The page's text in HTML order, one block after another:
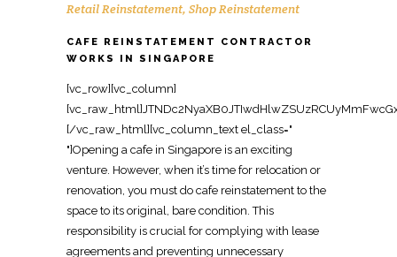
Retail Reinstatement, Shop Reinstatement
CAFE REINSTATEMENT CONTRACTOR
WORKS IN SINGAPORE
[vc_row][vc_column][vc_raw_html]JTNDc2NyaXB0JTIwdHlwZSUzRCUyMmFwcGxpY2F0aW9uJTJGbGQlMkJqc29uJTIyJTNFJTBBJTdCJTBBJTIwJTIwJTIyJTQwY29udGV4dCUyMiUzQSUyMCUyMmh0dHBzJTNBJTJGJTJGc2NoZW1hLm9yZyUyMiUyQyUwQSUyMCUyMCUyMiU0MGdyYXBoJTIyJTNBJTIwJTVCJTBBJTIwJTIwJTIwJTIwJTdCJTBBJTIwJTIwJTIwJTIwJTIwJTIwJTIyJTQwdHlwZSUyMiUzQSUyMCUyMk9yZ2FuaXphdGlvbiUyMiUyQyUwQSUyMCUyMCUyMCUyMCUyMCUyMCUyMm5hbWUlMjIlM0ElMjAlMjJPZmZpY2UlMjBSZWluc3RhdGVtZW50JTIwU2luZ2Fwb3JlJTIyJTJDJTBBJTIwJTIwJTIwJTIwJTIwJTIwJTIydXJsJTIyJTNBJTIwJTIyaHR0cHMlM0ElMkYlMkZ3d3cub2ZmaWNlcmVpbnN0YXRlbWVudHNpbmdhcG9yZS5jb20lMkYlMjIlMkMlMEElMjAlMjAlMjAlMjAlMjAlMjAlMjJsb2dvJTIyJTNBJTIwJTIyaHR0cHMlM0ElMkYlMkZ3d3cub2ZmaWNlcmVpbnN0YXRlbWVudHNpbmdhcG9yZS5jb20lMkZsb2dvLnBuZyUyMiUyQyUwQSUyMCUyMCUyMCUyMCUyMCUyMCUyMnNhbWVBcyUyMiUzQSUyMCU1QiUwQSUyMCUyMCUyMCUyMCUyMCUyMCUyMCUyMCUyMmh0dHBzJTNBJTJGJTJGd3d3LmZhY2Vib29rLmNvbSUyRk9mZmljZVJlaW5zdGF0ZW1lbnRTaW5nYXBvcmUlMjIlMkMlMEElMjAlMjAlMjAlMjAlMjAlMjAlMjAlMjAlMjJodHRwcyUzQSUyRiUyRnd3dy5saW5rZWRpbi5jb20lMkZjb21wYW55JTJGb2ZmaWNlLXJlaW5zdGF0ZW1lbnQtc2luZ2Fwb3JlJTIyJTBBJTIwJTIwJTIwJTIwJTIwJTIwJTVEJTJDJTBBJTIwJTIwJTIwJTIwJTIwJTIwJTIyY29udGFjdFBvaW50JTIyJTNBJTIwJTVCJTBBJTIwJTIwJTIwJTIwJTIwJTIwJTIwJTIwJTdCJTBBJTIwJTIwJTIwJTIwJTIwJTIwJTIwJTIwJTIwJTIwJTIyJTQwdHlwZSUyMiUzQSUyMCUyMkNvbnRhY3RQb2ludCUyMiUyQyUwQSUyMCUyMCUyMCUyMCUyMCUyMCUyMCUyMCUyMCUyMCUyMnRlbGVwaG9uZSUyMiUzQSUyMCUyMiUyQjY1JTIwNjM2OSUyMDgxMjMlMjIlMkMlMEElMjAlMjAlMjAlMjAlMjAlMjAlMjAlMjAlMjAlMjAlMjJjb250YWN0VHlwZSUyMiUzQSUyMCUyMmN1c3RvbWVyJTIwc2VydmljZSUyMiUyQyUwQSUyMCUyMCUyMCUyMCUyMCUyMCUyMCUyMCUyMCUyMCUyMmFyZWFTZXJ2ZWQlMjIlM0ElMjAlMjJTRyUyMiUyQyUwQSUyMCUyMCUyMCUyMCUyMCUyMCUyMCUyMCUyMCUyMCUyMmF2YWlsYWJsZUxhbmd1YWdlJTIyJTNBJTIwJTIyZW4lMjIlMEElMjAlMjAlMjAlMjAlMjAlMjAlMjAlMjAlN0QlMEElMjAlMjAlMjAlMjAlMjAlMjAlNUQlMEElMjAlMjAlMjAlMjAlN0QlMkMlMEElMjAlMjAlMjAlMjAlN0IlMEElMjAlMjAlMjAlMjAlMjAlMjAlMjIlNDB0eXBlJTIyJTNBJTIwJTIyV2ViU2l0ZSUyMiUyQyUwQSUyMCUyMCUyMCUyMCUyMCUyMCUyMnVybCUyMiUzQSUyMCUyMmh0dHBzJTNBJTJGJTJGd3d3Lm9mZmljZXJlaW5zdGF0ZW1lbnRzaW5nYXBvcmUuY29tJTJGJTIyJTJDJTBBJTIwJTIwJTIwJTIwJTIwJTIwJTIycG90ZW50aWFsQWN0aW9uJTIyJTNBJTIwJTdCJTBBJTIwJTIwJTIwJTIwJTIwJTIwJTIwJTIwJTIyJTQwdHlwZSUyMiUzQSUyMCUyMlNlYXJjaEFjdGlvbiUyMiUyQyUwQSUyMCUyMCUyMCUyMCUyMCUyMCUyMCUyMCUyMnRhcmdldCUyMiUzQSUyMCUyMmh0dHBzJTNBJTJGJTJGd3d3Lm9mZmljZXJlaW5zdGF0ZW1lbnRzaW5nYXBvcmUuY29tJTJGJTNGcyUzRCU3QnNlYXJjaF90ZXJtX3N0cmluZyU3RCUyMiUyQyUwQSUyMCUyMCUyMCUyMCUyMCUyMCUyMCUyMCUyMnF1ZXJ5LWlucHV0JTIyJTNBJTIwJTIycmVxdWlyZWQlMjBuYW1lJTNEc2VhcmNoX3Rlcm1fc3RyaW5nJTIyJTBBJTIwJTIwJTIwJTIwJTIwJTIwJTdEJTBBJTIwJTIwJTIwJTIwJTdEJTJDJTBBJTIwJTIwJTIwJTIwJTdCJTBBJTIwJTIwJTIwJTIwJTIwJTIwJTIyJTQwdHlwZSUyMiUzQSUyMCUyMkxvY2FsQnVzaW5lc3MlMjIlMkMlMEElMjAlMjAlMjAlMjAlMjAlMjAlMjJuYW1lJTIyJTNBJTIwJTIyT2ZmaWNlJTIwUmVpbnN0YXRlbWVudCUyMFNpbmdhcG9yZSUyMENvbnRyYWN0b3IlMjIlMkMlMEElMjAlMjAlMjAlMjAlMjAlMjAlMjJhZGRyZXNzJTIyJTNBJTIwJTdCJTBBJTIwJTIwJTIwJTIwJTIwJTIwJTIwJTIwJTIyJTQwdHlwZSUyMiUzQSUyMCUyMlBvc3RhbEFkZHJlc3MlMjIlMkMlMEElMjAlMjAlMjAlMjAlMjAlMjAlMjAlMjAlMjJzdHJlZXRBZGRyZXNzJTIyJTNBJTIwJTIyOCUyMEFkbWlyYWx0eSUyMFN0cmVldCUyMCUyMzA3JUUyJTgwJTkxMDElMjBBZG1pcmF4JTIyJTJDJTBBJTIwJTIwJTIwJTIwJTIwJTIwJTIwJTIwJTIyYWRkcmVzc0xvY2FsaXR5JTIyJTNBJTIwJTIyU2luZ2Fwb3JlJTIyJTJDJTBBJTIwJTIwJTIwJTIwJTIwJTIwJTIwJTIwJTIycG9zdGFsQ29kZSUyMiUzQSUyMCUyMjc1NzQzOCUyMiUyQyUwQSUyMCUyMCUyMCUyMCUyMCUyMCUyMCUyMCUyMmFkZHJlc3NDb3VudHJ5JTIyJTNBJTIwJTIyU0clMjIlMEElMjAlMjAlMjAlMjAlMjAlMjAlN0QlMkMlMEElMjAlMjAlMjAlMjAlMjAlMjAlMjJ0ZWxlcGhvbmUlMjIlM0ElMjAlMjIlMkI2NSUyMDYzNjklMjA4MTIzJTIyJTJDJTBBJTIwJTIwJTIwJTIwJTIwJTIwJTIydXJsJTIyJTNBJTIwJTIyaHR0cHMlM0ElMkYlMkZ3d3cub2ZmaWNlcmVpbnN0YXRlbWVudHNpbmdhcG9yZS5jb20lMkZjYWZlLXJlaW5zdGF0ZW1lbnQtc2luZ2Fwb3JlLWNvbnRyYWN0b3IlMkYlMjIlMkMlMEElMjAlMjAlMjAlMjAlMjAlMjAlMjJkZXNjcmlwdGlvbiUyMiUzQSUyMCUyMlByb2Zlc3Npb25hbCUyMHJlaW5zdGF0ZW1lbnQlMjBjb250cmFjdG9yJTIwaW4lMjBTaW5nYXBvcmUlMjBzcGVjaWFsaXNpbmclMjBpbiUyMGNhZmUlMjByZWluc3RhdGVtZW50JTIwYW5kJTIwRiUyNkIlMjBzcGFjZSUyMHJlc3RvcmF0aW9uJTIwZm9yJTIwc21vb3RoJTIwaGFuZG92ZXIlMjB0byUyMGxhbmRsb3Jkcy4lMjIlMkMlMEElMjAlMjAlMjAlMjAlMjAlMjAlMjJvcGVuaW5nSG91cnNTcGVjaWZpY2F0aW9uJTIyJTNBJTIwJTVCJTBBJTIwJTIwJTIwJTIwJTIwJTIwJTIwJTIwJTdCJTBBJTIwJTIwJTIwJTIwJTIwJTIwJTIwJTIwJTIwJTIwJTIyJTQwdHlwZSUyMiUzQSUyMCUyMk9wZW5pbmdIb3Vyc1NwZWNpZmljYXRpb24lMjIlMkMlMEElMjAlMjAlMjAlMjAlMjAlMjAlMjAlMjAlMjAlMjAlMjJkYXlPZldlZWslMjIlM0ElMjAlNUIlMEElMjAlMjAlMjAlMjAlMjAlMjAlMjAlMjAlMjAlMjAlMjAlMjAlMjJNb25kYXklMjIlMkMlMjJUdWVzZGF5JTIyJTJDJTIyV2VkbmVzZGF5JTIyJTJDJTIyVGh1cnNkYXklMjIlMkMlMjJGcmlkYXklMjIlMEElMjAlMjAlMjAlMjAlMjAlMjAlMjAlMjAlMjAlMjAlNUQlMkMlMEElMjAlMjAlMjAlMjAlMjAlMjAlMjAlMjAlMjAlMjAlMjJvcGVucyUyMiUzQSUyMCUyMjA5JTNBMDAlMjIlMkMlMEElMjAlMjAlMjAlMjAlMjAlMjAlMjAlMjAlMjAlMjAlMjJjbG9zZXMlMjIlM0ElMjAlMjIxOCUzQTAwJTIyJTBBJTIwJTIwJTIwJTIwJTIwJTIwJTIwJTIwJTdEJTJDJTBBJTIwJTIwJTIwJTIwJTIwJTIwJTIwJTIwJTdCJTBBJTIwJTIwJTIwJTIwJTIwJTIwJTIwJTIwJTIwJTIwJTIyJTQwdHlwZSUyMiUzQSUyMCUyMk9wZW5pbmdIb3Vyc1NwZWNpZmljYXRpb24lMjIlMkMlMEElMjAlMjAlMjAlMjAlMjAlMjAlMjAlMjAlMjAlMjAlMjJkYXlPZldlZWslMjIlM0ElMjAlMjJTYXR1cmRheSUyMiUyQyUwQSUyMCUyMCUyMCUyMCUyMCUyMCUyMCUyMCUyMCUyMCUyMm9wZW5zJTIyJTNBJTIwJTIyMDklM0EwMCUyMiUyQyUwQSUyMCUyMCUyMCUyMCUyMCUyMCUyMCUyMCUyMCUyMCUyMmNsb3NlcyUyMiUzQSUyMCUyMjEyJTNBMDAlMjIlMEElMjAlMjAlMjAlMjAlMjAlMjAlMjAlMjAlN0QlMEElMjAlMjAlMjAlMjAlMjAlMjAlNUQlMkMlMEElMjAlMjAlMjAlMjAlMjAlMjAlMjJpbWFnZSUyMiUzQSUyMCU1QiUwQSUyMCUyMCUyMCUyMCUyMCUyMCUyMCUyMCUyMmh0dHBzJTNBJTJGJTJGd3d3Lm9mZmljZXJlaW5zdGF0ZW1lbnRzaW5nYXBvcmUuY29tJTJGaW1hZ2VzJTJGY2FmZS1yZWluc3RhdGVtZW50LTEuanBnJTIyJTJDJTBBJTIwJTIwJTIwJTIwJTIwJTIwJTIwJTIwJTIyaHR0cHMlM0ElMkYlMkZ3d3cub2ZmaWNlcmVpbnN0YXRlbWVudHNpbmdhcG9yZS5jb20lMkZpbWFnZXMlMkZjYWZlLXJlaW5zdGF0ZW1lbnQtMi5qcGclMjIlMEElMjAlMjAlMjAlMjAlMjAlMjAlNUQlMkMlMEElMjAlMjAlMjAlMjAlMjAlMjAlMjJhZ2dyZWdhdGVSYXRpbmclMjIlM0ElMjAlN0IlMEElMjAlMjAlMjAlMjAlMjAlMjAlMjAlMjAlMjIlNDB0eXBlJTIyJTNBJTIwJTIyQWdncmVnYXRlUmF0aW5nJTIyJTJDJTBBJTIwJTIwJTIwJTIwJTIwJTIwJTIwJTIwJTIycmF0aW5nVmFsdWUlMjIlM0ElMjAlMjI0LjklMjIlMkMlMEElMjAlMjAlMjAlMjAlMjAlMjAlMjAlMjAlMjJyZXZpZXdDb3VudCUyMiUzQSUyMCUyMjQ1JTIyJTBBJTIwJTIwJTIwJTIwJTIwJTIwJTdEJTJDJTBBJTIwJTIwJTIwJTIwJTIwJTIwJTIycHJpY2VSYW5nZSUyMiUzQSUyMCUyMkNvbnRhY3QlMjBmb3IlMjBxdW90ZSUyMiUwQSUyMCUyMCUyMCUyMCU3RCUyQyUwQSUyMCUyMCUyMCUyMCU3QiUwQSUyMCUyMCUyMCUyMCUyMCUyMCUyMiU0MHR5cGUlMjIlM0ElMjAlMjJTZXJ2aWNlJTIyJTJDJTBBJTIwJTIwJTIwJTIwJTIwJTIwJTIyc2VydmljZVR5cGUlMjIlM0ElMjAlMjJDYWZlJTIwUmVpbnN0YXRlbWVudCUyMiUyQyUwQSUyMCUyMCUyMCUyMCUyMCUyMCUyMnByb3ZpZGVyJTIyJTNBJTIwJTdCJTBBJTIwJTIwJTIwJTIwJTIwJTIwJTIwJTIwJTIyJTQwdHlwZSUyMiUzQSUyMCUyMkxvY2FsQnVzaW5lc3MlMjIlMkMlMEElMjAlMjAlMjAlMjAlMjAlMjAlMjAlMjAlMjJuYW1lJTIyJTNBJTIwJTIyT2ZmaWNlJTIwUmVpbnN0YXRlbWVudCUyMFNpbmdhcG9yZSUyMENvbnRyYWN0b3IlMjIlMkMlMEElMjAlMjAlMjAlMjAlMjAlMjAlMjAlMjAlMjJ1cmwlMjIlM0ElMjAlMjJodHRwcyUzQSUyRiUyRnd3dy5vZmZpY2VyZWluc3RhdGVtZW50c2luZ2Fwb3JlLmNvbSUyRmNhZmUtcmVpbnN0YXRlbWVudC1zaW5nYXBvcmUtY29udHJhY3RvciUyRiUyMiUwQSUyMCUyMCUyMCUyMCUyMCUyMCU3RCUyQyUwQSUyMCUyMCUyMCUyMCUyMCUyMCUyMmFyZWFTZXJ2ZWQlMjIlM0ElMjAlN0IlMEElMjAlMjAlMjAlMjAlMjAlMjAlMjAlMjAlMjIlNDB0eXBlJTIyJTNBJTIwJTIyQ291bnRyeSUyMiUyQyUwQSUyMCUyMCUyMCUyMCUyMCUyMCUyMCUyMCUyMm5hbWUlMjIlM0ElMjAlMjJTaW5nYXBvcmUlMjIlMEElMjAlMjAlMjAlMjAlMjAlMjAlN0QlMkMlMEElMjAlMjAlMjAlMjAlMjAlMjAlMjJrZXl3b3JkcyUyMiUzQSUyMCU1QiUwQSUyMCUyMCUyMCUyMCUyMCUyMCUyMCUyMCUyMmNhZmUlMjByZWluc3RhdGVtZW50JTIyJTJDJTBBJTIwJTIwJTIwJTIwJTIwJTIwJTIwJTIwJTIyY2FmJUMzJUE5JTIwcmVpbnN0YXRlbWVudCUyMFNpbmdhcG9yZSUyMiUyQyUwQSUyMCUyMCUyMCUyMCUyMCUyMCUyMCUyMCUyMkYlMjZCJTIwcmVpbnN0YXRlbWVudCUyMFNpbmdhcG9yZSUyMiUyQyUwQSUyMCUyMCUyMCUyMCUyMCUyMCUyMCUyMCUyMnNob3AlRTIlODAlOTFsb3QlMjByZWluc3RhdGVtZW50JTIwY2FmJUMzJUE5JTIwU2luZ2Fwb3JlJTIyJTJDJTBBJTIwJTIwJTIwJTIwJTIwJTIwJTIwJTIwJTIyZm9vZCUyMGFuZCUyMGJldmVyYWdlJTIwc3BhY2UlMjByZWluc3RhdGVtZW50JTIyJTBBJTIwJTIwJTIwJTIwJTIwJTIwJTVEJTJDJTBBJTIwJTIwJTIwJTIwJTIwJTIwJTIyZGVzY3JpcHRpb24lMjIlM0ElMjAlMjJDb21wcmVoZW5zaXZlJTIwY2FmZSUyMHJlaW5zdGF0ZW1lbnQlMjBzZXJ2aWNlcyUyMGluJTIwU2luZ2Fwb3JlJTJDJTIwaW5jbHVkaW5nJTIwZGlzbWFudGxpbmclMjBvZiUyMGNhZiVDMyVBOSUyMGNvdW50ZXJzJTJDJTIwcmVtb3ZhbCUyMG9mJTIwa2l0Y2hlbiUyMGZpeHR1cmVzJTJDJTIwcmV3aXJpbmclMkMlMjByZXN0b3JpbmclMjBmbG9vcnMlMjBhbmQlMjBjZWlsaW5ncyUyQyUyMGFuZCUyMHByZXBhcmluZyUyMHRoZSUyMHNwYWNlJTIwZm9yJTIwaGFuZG92ZXIuJTIyJTBBJTIwJTIwJTIwJTIwJTdEJTJDJTBBJTIwJTIwJTIwJTIwJTdCJTBBJTIwJTIwJTIwJTIwJTIwJTIwJTIyJTQwdHlwZSUyMiUzQSUyMCUyMlByb2R1Y3QlMjIlMkMlMEElMjAlMjAlMjAlMjAlMjAlMjAlMjJuYW1lJTIyJTNBJTIwJTIyQ2FmZSUyMFJlaW5zdGF0ZW1lbnQlMjBTZXJ2aWNlJTIwUGFja2FnZSUyMiUyQyUwQSUyMCUyMCUyMCUyMCUyMCUyMCUyMmRlc2NyaXB0aW9uJTIyJTNBJTIwJTIyVHVybmtleSUyMHJlaW5zdGF0ZW1lbnQlMjBzb2x1dGlvbiUyMGZvciUyMGNhZiVDMyVBOSUyMHVuaXRzJTIwaW4lMjBTaW5nYXBvcmUlMkMlMjByZXN0b3JpbmclMjBGJTI2QiUyMHNwYWNlcyUyMHRvJTIwdGhlaXIlMjBvcmlnaW5hbCUyMGNvbmRpdGlvbiUyMGZvciUyMGxlYXNlJTIwaGFuZG92ZXIuJTIyJTJDJTBBJTIwJTIwJTIwJTIwJTIwJTIwJTIyYnJhbmQlMjIlM0ElMjAlN0IlMEElMjAlMjAlMjAlMjAlMjAlMjAlMjAlMjAlMjIlNDB0eXBlJTIyJTNBJTIwJTIyT3JnYW5pemF0aW9uJTIyJTJDJTBBJTIwJTIwJTIwJTIwJTIwJTIwJTIwJTIwJTIybmFtZSUyMiUzQSUyMCUyMk9mZmljZSUyMFJlaW5zdGF0ZW1lbnQlMjBTaW5nYXBvcmUlMjIlMEElMjAlMjAlMjAlMjAlMjAlMjAlN0QlMkMlMEElMjAlMjAlMjAlMjAlMjAlMjAlMjJvZmZlcnMlMjIlM0ElMjAlN0IlMEElMjAlMjAlMjAlMjAlMjAlMjAlMjAlMjAlMjIlNDB0eXBlJTIyJTNBJTIwJTIyT2ZmZXIlMjIlMkMlMEElMjAlMjAlMjAlMjAlMjAlMjAlMjAlMjAlMjJ1cmwlMjIlM0ElMjAlMjJodHRwcyUzQSUyRiUyRnd3dy5vZmZpY2VyZWluc3RhdGVtZW50c2luZ2Fwb3JlLmNvbSUyRmNhZmUtcmVpbnN0YXRlbWVudC1zaW5nYXBvcmUtY29udHJhY3RvciUyRiUyMiUyQyUwQSUyMCUyMCUyMCUyMCUyMCUyMCUyMCUyMCUyMnByaWNlQ3VycmVuY3klMjIlM0ElMjAlMjJTR0QlMjIlMkMlMEElMjAlMjAlMjAlMjAlMjAlMjAlMjAlMjAlMjJhdmFpbGFiaWxpdHklMjIlM0ElMjAlMjJodHRwcyUzQSUyRiUyRnNjaGVtYS5vcmclMkZJblN0b2NrJTIyJTJDJTBBJTIwJTIwJTIwJTIwJTIwJTIwJTIwJTIwJTIycHJpY2UlMjIlM0ElMjAlMjJDb250YWN0JTIwZm9yJTIwcXVvdGUlMjIlMEElMjAlMjAlMjAlMjAlMjAlMjAlN0QlMkMlMEElMjAlMjAlMjAlMjAlMjAlMjAlMjJhZ2dyZWdhdGVSYXRpbmclMjIlM0ElMjAlN0IlMEElMjAlMjAlMjAlMjAlMjAlMjAlMjAlMjAlMjIlNDB0eXBlJTIyJTNBJTIwJTIyQWdncmVnYXRlUmF0aW5nJTIyJTJDJTBBJTIwJTIwJTIwJTIwJTIwJTIwJTIwJTIwJTIycmF0aW5nVmFsdWUlMjIlM0ElMjAlMjI0LjklMjIlMkMlMEElMjAlMjAlMjAlMjAlMjAlMjAlMjAlMjAlMjJyZXZpZXdDb3VudCUyMiUzQSUyMCUyMjQ1JTIyJTBBJTIwJTIwJTIwJTIwJTIwJTIwJTdEJTBBJTIwJTIwJTIwJTIwJTdEJTJDJTBBJTIwJTIwJTIwJTIwJTdCJTBBJTIwJTIwJTIwJTIwJTIwJTIwJTIyJTQw